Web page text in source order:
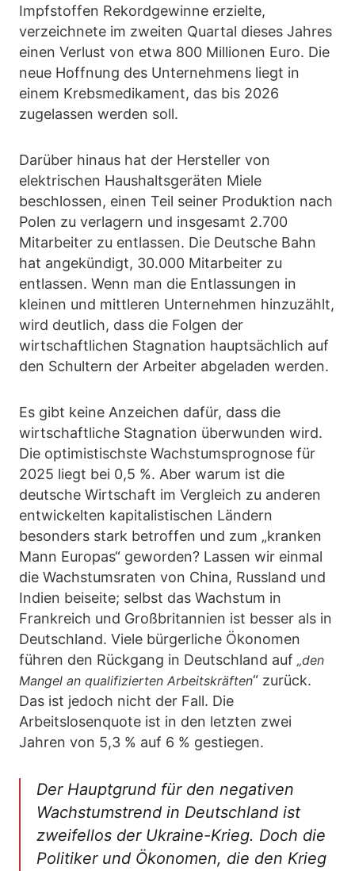
Impfstoffen Rekordgewinne erzielte,
verzeichnete im zweiten Quartal dieses Jahres
einen Verlust von etwa 800 Millionen Euro. Die
neue Hoffnung des Unternehmens liegt in
einem Krebsmedikament, das bis 2026
zugelassen werden soll.
Darüber hinaus hat der Hersteller von
elektrischen Haushaltsgeräten Miele
beschlossen, einen Teil seiner Produktion nach
Polen zu verlagern und insgesamt 2.700
Mitarbeiter zu entlassen. Die Deutsche Bahn
hat angekündigt, 30.000 Mitarbeiter zu
entlassen. Wenn man die Entlassungen in
kleinen und mittleren Unternehmen hinzuzählt,
wird deutlich, dass die Folgen der
wirtschaftlichen Stagnation hauptsächlich auf
den Schultern der Arbeiter abgeladen werden.
Es gibt keine Anzeichen dafür, dass die
wirtschaftliche Stagnation überwunden wird.
Die optimistischste Wachstumsprognose für
2025 liegt bei 0,5 %. Aber warum ist die
deutsche Wirtschaft im Vergleich zu anderen
entwickelten kapitalistischen Ländern
besonders stark betroffen und zum „kranken
Mann Europas“ geworden? Lassen wir einmal
die Wachstumsraten von China, Russland und
Indien beiseite; selbst das Wachstum in
Frankreich und Großbritannien ist besser als in
Deutschland. Viele bürgerliche Ökonomen
führen den Rückgang in Deutschland auf „den
Mangel an qualifizierten Arbeitskräften“ zurück.
Das ist jedoch nicht der Fall. Die
Arbeitslosenquote ist in den letzten zwei
Jahren von 5,3 % auf 6 % gestiegen.
Der Hauptgrund für den negativen
Wachstumstrend in Deutschland ist
zweifellos der Ukraine-Krieg. Doch die
Politiker und Ökonomen, die den Krieg